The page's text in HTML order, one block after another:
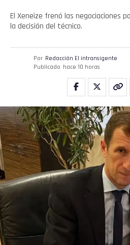
El Xeneize frenó las negociaciones
la decisión del técnico.
Por Redacción El intransigente
Publicado hace 10 horas